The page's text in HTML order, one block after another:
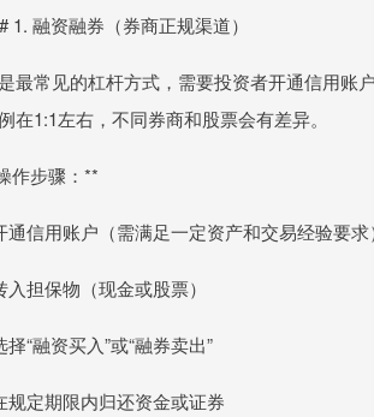
1. 融资融券（券商正规渠道）
最常见的杠杆方式，需要投资者开通信用账
在1:1左右，不同券商和股票会有差异。
作步骤：**
通信用账户（需满足一定资产和交易经验要求
入担保物（现金或股票）
择“融资买入”或“融券卖出”
规定期限内归还资金或证券